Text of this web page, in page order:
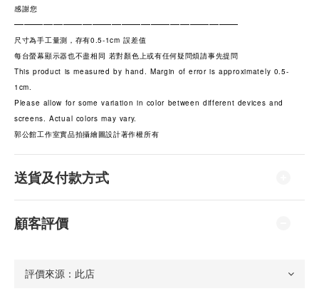
感謝您
———————————————————————
尺寸為手工量測，存有0.5-1cm 誤差值
每台螢幕顯示器也不盡相同 若對顏色上或有任何疑問煩請事先提問
This product is measured by hand. Margin of error is approximately 0.5-
1cm.
Please allow for some variation in color between different devices and
screens. Actual colors may vary.
郭公館工作室實品拍攝繪圖設計著作權所有
送貨及付款方式
顧客評價